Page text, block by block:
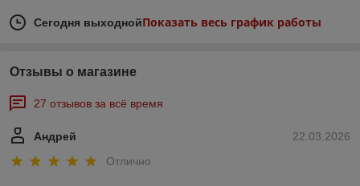
Сегодня выходнойПоказать весь график работы
Отзывы о магазине
27 отзывов за всё время
22.03.2026
Андрей
Отлично